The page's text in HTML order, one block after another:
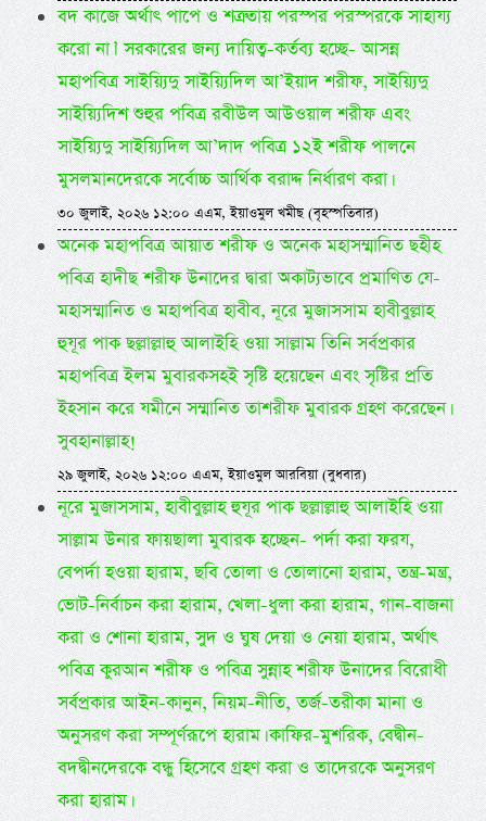
বদ কাজে অর্থাৎ পাপে ও শত্রুতায় পরস্পর পরস্পরকে সাহায্য
করো না।’ সরকারের জন্য দায়িত্ব-কর্তব্য হচ্ছে- আসন্ন
মহাপবিত্র সাইয়্যিদু সাইয়্যিদিল আ’ইয়াদ শরীফ, সাইয়্যিদু
সাইয়্যিদিশ শুহুর পবিত্র রবীউল আউওয়াল শরীফ এবং
সাইয়্যিদু সাইয়্যিদিল আ’দাদ পবিত্র ১২ই শরীফ পালনে
মুসলমানদেরকে সর্বোচ্চ আর্থিক বরাদ্দ নির্ধারণ করা।
৩০ জুলাই, ২০২৬ ১২:০০ এএম, ইয়াওমুল খমীছ (বৃহস্পতিবার)
অনেক মহাপবিত্র আয়াত শরীফ ও অনেক মহাসম্মানিত ছহীহ
পবিত্র হাদীছ শরীফ উনাদের দ্বারা অকাট্যভাবে প্রমাণিত যে-
মহাসম্মানিত ও মহাপবিত্র হাবীব, নূরে মুজাসসাম হাবীবুল্লাহ
হুযূর পাক ছল্লাল্লাহু আলাইহি ওয়া সাল্লাম তিনি সর্বপ্রকার
মহাপবিত্র ইলম মুবারকসহই সৃষ্টি হয়েছেন এবং সৃষ্টির প্রতি
ইহসান করে যমীনে সম্মানিত তাশরীফ মুবারক গ্রহণ করেছেন।
সুবহানাল্লাহ!
২৯ জুলাই, ২০২৬ ১২:০০ এএম, ইয়াওমুল আরবিয়া (বুধবার)
নূরে মুজাসসাম, হাবীবুল্লাহ হুযূর পাক ছল্লাল্লাহু আলাইহি ওয়া
সাল্লাম উনার ফায়ছালা মুবারক হচ্ছেন- পর্দা করা ফরয,
বেপর্দা হওয়া হারাম, ছবি তোলা ও তোলানো হারাম, তন্ত্র-মন্ত্র,
ভোট-নির্বাচন করা হারাম, খেলা-ধুলা করা হারাম, গান-বাজনা
করা ও শোনা হারাম, সুদ ও ঘুষ দেয়া ও নেয়া হারাম, অর্থাৎ
পবিত্র কুরআন শরীফ ও পবিত্র সুন্নাহ শরীফ উনাদের বিরোধী
সর্বপ্রকার আইন-কানুন, নিয়ম-নীতি, তর্জ-তরীকা মানা ও
অনুসরণ করা সম্পূর্ণরূপে হারাম। কাফির-মুশরিক, বেদ্বীন-
বদদ্বীনদেরকে বন্ধু হিসেবে গ্রহণ করা ও তাদেরকে অনুসরণ
করা হারাম।